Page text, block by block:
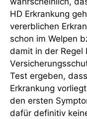
HD Erkrankung
vererblichen
schon im Welpen
damit in der Regel
Test ergeben,
Erkrankung
den ersten
dafür definitiv